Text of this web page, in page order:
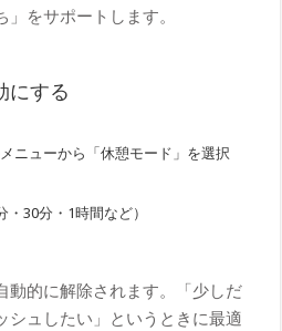
をサポートします。
にする
ニューから「休憩モード」を選択
30分・1時間など）
動的に解除されます。「少しだ
シュしたい」というときに最適